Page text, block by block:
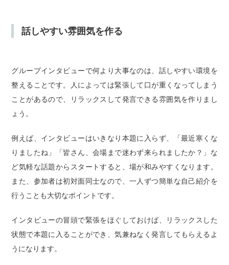
話しやすい雰囲気を作る
グループインタビューで何より大事なのは、話しやすい環境を
整えることです。人によっては緊張して口が重くなってしまう
ことがあるので、リラックスして発言できる雰囲気を作りまし
ょう。
例えば、インタビューはいきなり本題に入らず、「最近寒くな
りましたね」「皆さん、会場まで迷わず来られましたか？」な
ど気軽な話題からスタートすると、場が和みやすくなります。
また、参加者は初対面同士なので、一人ずつ簡単な自己紹介を
行うことも大切なポイントです。
インタビューの冒頭で緊張をほぐしておけば、リラックスした
状態で本題に入ることができ、気兼ねなく発言してもらえるよ
うになります。